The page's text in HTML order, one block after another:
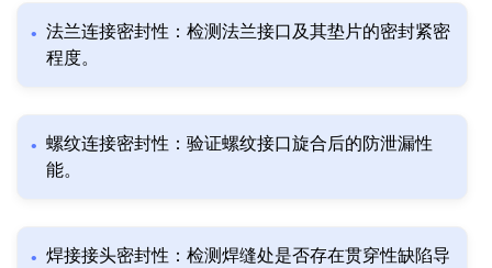
法兰连接密封性：检测法兰接口及其垫片的密封紧密
程度。
螺纹连接密封性：验证螺纹接口旋合后的防泄漏性
能。
焊接接头密封性：检测焊缝处是否存在贯穿性缺陷导